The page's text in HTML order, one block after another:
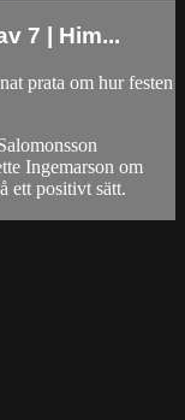
7 | Him...
prata om hur festen
Ingemarson om
ett positivt sätt.